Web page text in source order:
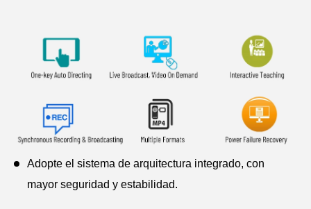
Adopte el sistema de arquitectura integrado, con
mayor seguridad y estabilidad.